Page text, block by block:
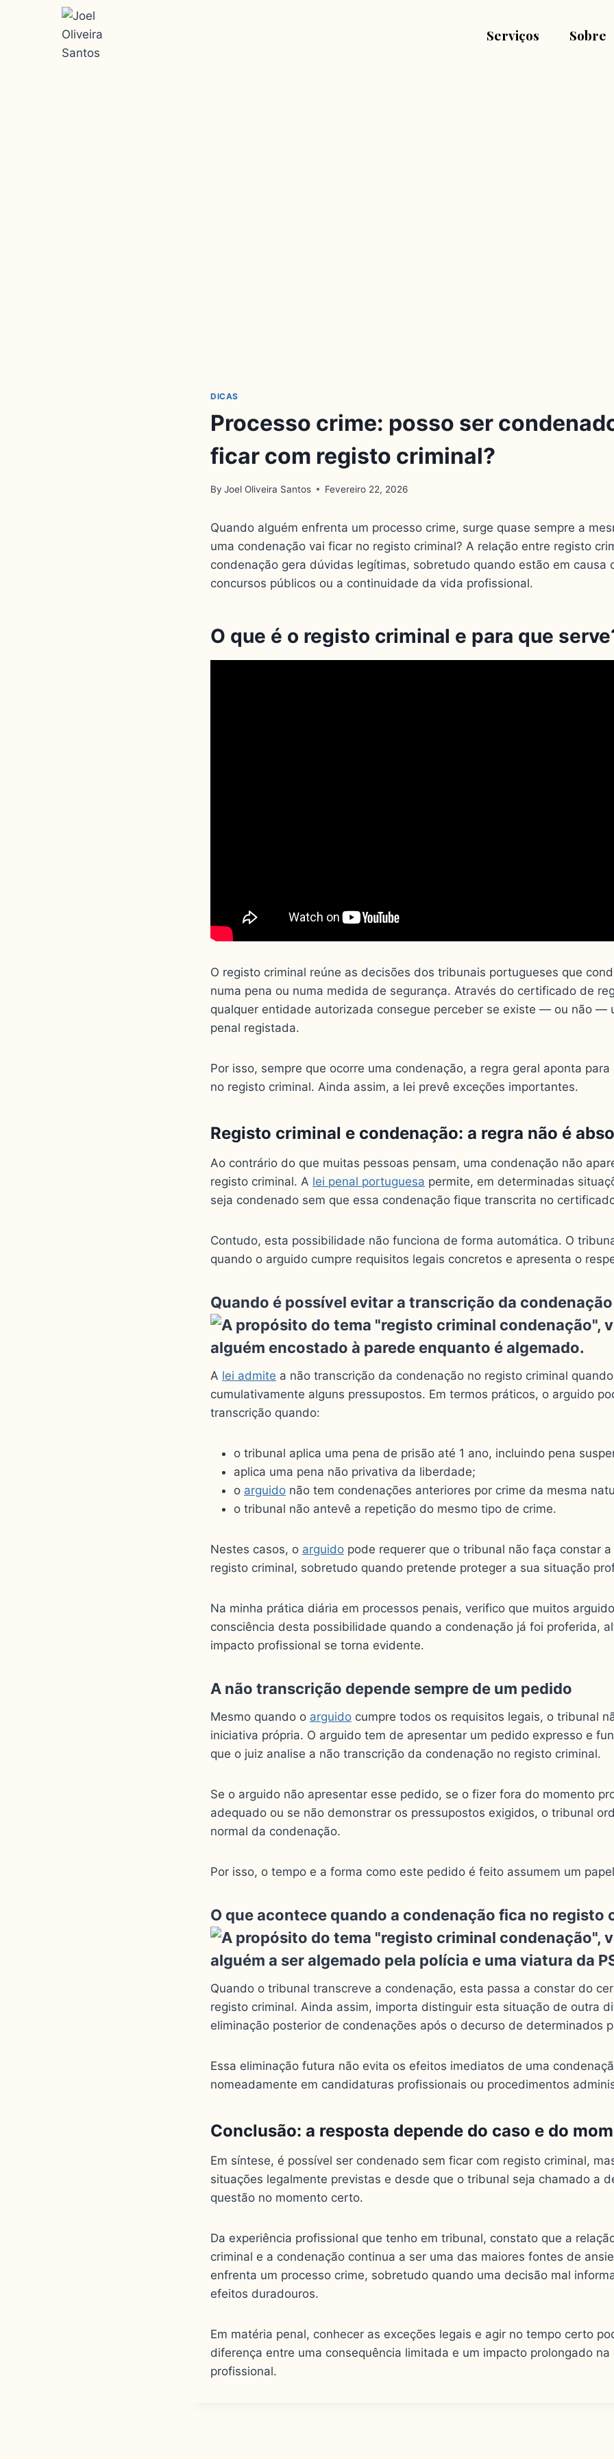
Serviços Sobre
DICAS
Processo crime: posso ser
ficar com registo criminal?
By Joel Oliveira Santos Fevereiro 22, 2026
Quando alguém enfrenta um processo crime, surge quase sempre a
uma condenação vai ficar no registo criminal? A relação entre registo
condenação gera dúvidas legítimas, sobretudo quando estão em causa
concursos públicos ou a continuidade da vida profissional.
O que é o registo criminal e para que
O registo criminal reúne as decisões dos tribunais portugueses que
numa pena ou numa medida de segurança. Através do certificado de
qualquer entidade autorizada consegue perceber se existe — ou não —
penal registada.
Por isso, sempre que ocorre uma condenação, a regra geral aponta
no registo criminal. Ainda assim, a lei prevê exceções importantes.
Registo criminal e condenação: a regra não é
Ao contrário do que muitas pessoas pensam, uma condenação não
registo criminal. A lei penal portuguesa permite, em determinadas
seja condenado sem que essa condenação fique transcrita no
Contudo, esta possibilidade não funciona de forma automática. O
quando o arguido cumpre requisitos legais concretos e apresenta o
Quando é possível evitar a transcrição da condenação
A lei admite a não transcrição da condenação no registo criminal
cumulativamente alguns pressupostos. Em termos práticos, o arguido
transcrição quando:
o tribunal aplica uma pena de prisão até 1 ano, incluindo pena
aplica uma pena não privativa da liberdade;
o arguido não tem condenações anteriores por crime da mesma
o tribunal não antevê a repetição do mesmo tipo de crime.
Nestes casos, o arguido pode requerer que o tribunal não faça constar
registo criminal, sobretudo quando pretende proteger a sua situação
Na minha prática diária em processos penais, verifico que muitos
consciência desta possibilidade quando a condenação já foi proferida,
impacto profissional se torna evidente.
A não transcrição depende sempre de um pedido
Mesmo quando o arguido cumpre todos os requisitos legais, o tribunal
iniciativa própria. O arguido tem de apresentar um pedido expresso e
que o juiz analise a não transcrição da condenação no registo criminal.
Se o arguido não apresentar esse pedido, se o fizer fora do momento
adequado ou se não demonstrar os pressupostos exigidos, o tribunal
normal da condenação.
Por isso, o tempo e a forma como este pedido é feito assumem um
O que acontece quando a condenação fica no registo
Quando o tribunal transcreve a condenação, esta passa a constar do
registo criminal. Ainda assim, importa distinguir esta situação de outra
eliminação posterior de condenações após o decurso de determinados
Essa eliminação futura não evita os efeitos imediatos de uma
nomeadamente em candidaturas profissionais ou procedimentos
Conclusão: a resposta depende do caso e do
Em síntese, é possível ser condenado sem ficar com registo criminal,
situações legalmente previstas e desde que o tribunal seja chamado a
questão no momento certo.
Da experiência profissional que tenho em tribunal, constato que a
criminal e a condenação continua a ser uma das maiores fontes de
enfrenta um processo crime, sobretudo quando uma decisão mal
efeitos duradouros.
Em matéria penal, conhecer as exceções legais e agir no tempo certo
diferença entre uma consequência limitada e um impacto prolongado na
profissional.